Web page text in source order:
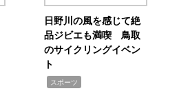
日野川の風を感じて絶
品ジビエも満喫 鳥取
のサイクリングイベン
ト
スポーツ